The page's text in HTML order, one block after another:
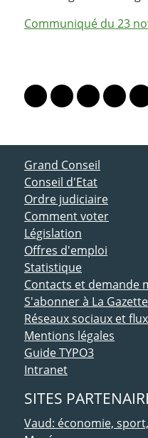
Communiqué du 23
Lien vers le profil
Lien vers le
Lien vers
Lien
ACCÈS DIRECT
Grand Conseil
Conseil d'Etat
Ordre judiciaire
Comment voter
Législation
Offres d'emploi
Statistique
Contacts et demande
S'abonner à La Gazette
Réseaux sociaux et flux
Mentions légales
Guide TYPO3
Intranet
SITES
Vaud: économie,